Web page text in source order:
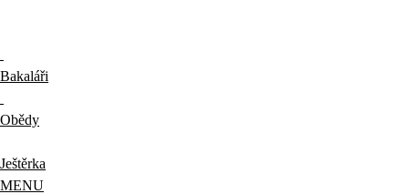
Bakaláři
Obědy
Ještěrka
MENU